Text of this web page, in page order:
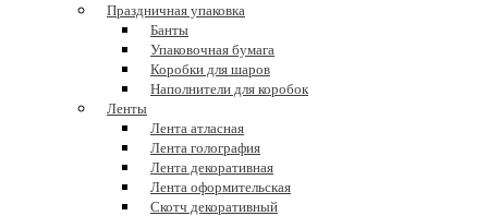
Праздничная упаковка
Банты
Упаковочная бумага
Коробки для шаров
Наполнители для коробок
Ленты
Лента атласная
Лента голография
Лента декоративная
Лента оформительская
Скотч декоративный